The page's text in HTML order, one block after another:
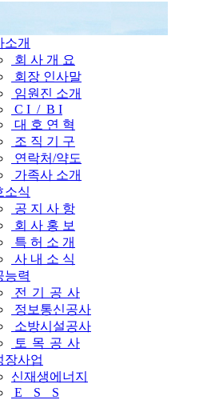
소개
회 사 개 요
회장 인사말
임원진 소개
C I / B I
대 호 연 혁
조 직 기 구
연락처/약도
가족사 소개
소식
공 지 사 항
회 사 홍 보
특 허 소 개
사 내 소 식
능력
전 기 공 사
정보통신공사
소방시설공사
토 목 공 사
장사업
신재생에너지
E
S
S